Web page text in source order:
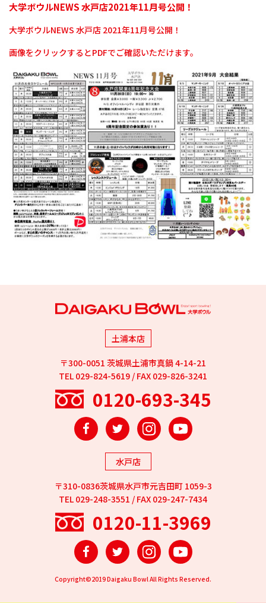
大学ボウルNEWS 水戸店2021年11月号公開！
大学ボウルNEWS 水戸店 2021年11月号公開！
画像をクリックするとPDFでご確認いただけます。
土浦本店
〒300-0051 茨城県土浦市真鍋 4-14-21
TEL 029-824-5619 / FAX 029-826-3241
0120-693-345
FacebookTwitterInstagramYouTube
水戸店
〒310-0836茨城県水戸市元吉田町 1059-3
TEL 029-248-3551 / FAX 029-247-7434
0120-11-3969
FacebookTwitterInstagramYouTube
Copyright©2019 Daigaku Bowl All Rights Reserved.